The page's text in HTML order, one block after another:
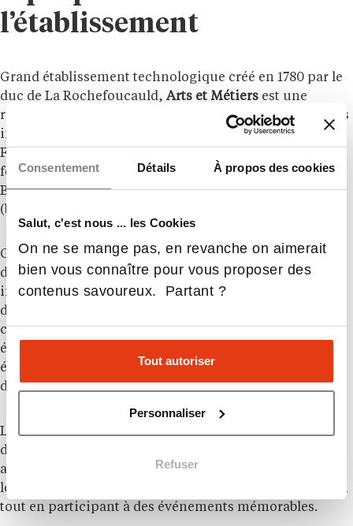
Consentement Détails À propos des cookies
Salut, c'est nous ... les Cookies
On ne se mange pas, en revanche on aimerait
bien vous connaître pour vous proposer des
contenus savoureux. Partant ?
Tout autoriser
Personnaliser
Refuser
l’établissement
Grand établissement technologique créé en 1780 par le
duc de La Rochefoucauld, Arts et Métiers est une
référence incontournable dans le domaine des sciences
industrielles et de l’innovation. Avec ses 13 sites en
France et un campus Arts et Métiers au Maroc, l’école
forme chaque année plus de 6 000 étudiants, du
Bachelor en Sciences et Ingénierie jusqu’au doctorat
(bac+8).
Grâce à ses formations d’excellence, ses 15 laboratoires
de recherche et ses collaborations avec des partenaires
industriels, Arts et Métiers joue un rôle clé dans le
développement socio-économique des territoires. En
complément de son offre académique, l’école propose
également des masters recherches, permettant aux
étudiants d’approfondir leur expertise dans des
domaines spécifiques.
La vie associative dynamique d’Arts et Métiers est l’une
des plus riches parmi les écoles d’ingénieurs. Elle offre
aux étudiants des opportunités uniques de développer
leurs compétences en leadership et en travail d’équipe,
tout en participant à des événements mémorables.